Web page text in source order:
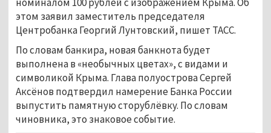
этом заявил заместитель председателя
Центробанка Георгий Лунтовский, пишет ТАСС.
По словам банкира, новая банкнота будет
выполнена в «необычных цветах», с видами и
символикой Крыма. Глава полуострова Сергей
Аксёнов подтвердил намерение Банка России
выпустить памятную сторублёвку. По словам
чиновника, это знаковое событие.